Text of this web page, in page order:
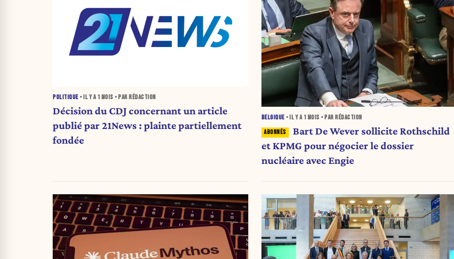
POLITIQUE • IL Y A 1 MOIS • PAR RÉDACTION
Décision du CDJ concernant un article
publié par 21News : plainte partiellement
fondée
BELGIQUE • IL Y A 1 MOIS • PAR RÉDACTION
Bart De Wever sollicite Rothschild
et KPMG pour négocier le dossier
nucléaire avec Engie